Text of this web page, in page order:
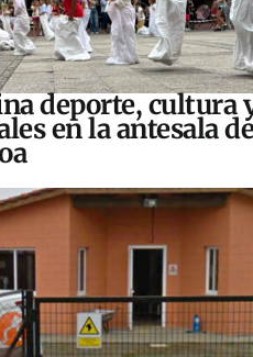
deporte, cultura
en la antesala